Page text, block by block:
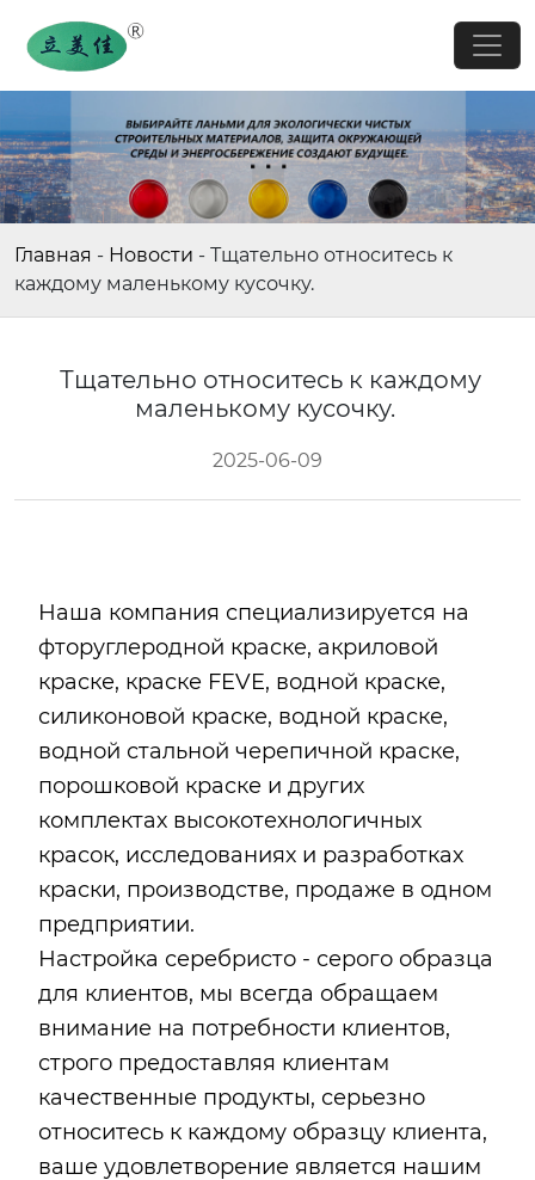
Главная - Новости - Тщательно относитесь к
каждому маленькому кусочку.
Тщательно относитесь к каждому
маленькому кусочку.
2025-06-09
Наша компания специализируется на
фторуглеродной краске, акриловой
краске, краске FEVE, водной краске,
силиконовой краске, водной краске,
водной стальной черепичной краске,
порошковой краске и других
комплектах высокотехнологичных
красок, исследованиях и разработках
краски, производстве, продаже в одном
предприятии.
Настройка серебристо - серого образца
для клиентов, мы всегда обращаем
внимание на потребности клиентов,
строго предоставляя клиентам
качественные продукты, серьезно
относитесь к каждому образцу клиента,
ваше удовлетворение является нашим